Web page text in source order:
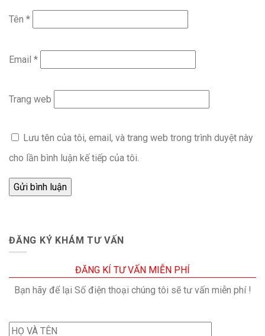
Tên *
Email *
Trang web
Lưu tên của tôi, email, và trang web trong trình duyệt này
cho lần bình luận kế tiếp của tôi.
ĐĂNG KÝ KHÁM TƯ VẤN
ĐĂNG KÍ TƯ VẤN MIỄN PHÍ
Bạn hãy để lại Số điện thoại chúng tôi sẽ tư vấn miễn phí !